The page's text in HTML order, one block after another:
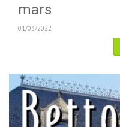
mars
01/03/2022